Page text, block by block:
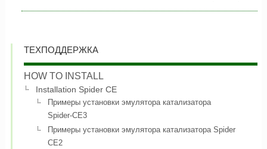
ТЕХПОДДЕРЖКА
HOW TO INSTALL
Installation Spider CE
Примеры установки эмулятора катализатора
Spider-CE3
Примеры установки эмулятора катализатора Spider
CE2